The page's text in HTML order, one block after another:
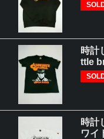
時計
ttle
時計
ワイ